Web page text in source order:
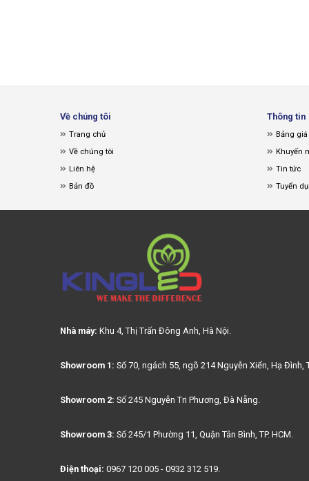
Về chúng tôi
Trang chủ
Về chúng tôi
Liên hệ
Bản đồ
Thông tin
Bảng giá
Khuyến
Tin tức
Tuyển
Nhà máy: Khu 4, Thị Trấn Đông Anh, Hà Nội.
Showroom 1: Số 70, ngách 55, ngõ 214 Nguyễn Xiển, Hạ Đình,
Showroom 2: Số 245 Nguyễn Tri Phương, Đà Nẵng.
Showroom 3: Số 245/1 Phường 11, Quận Tân Bình, TP. HCM.
Điện thoại: 0967 120 005 - 0932 312 519.